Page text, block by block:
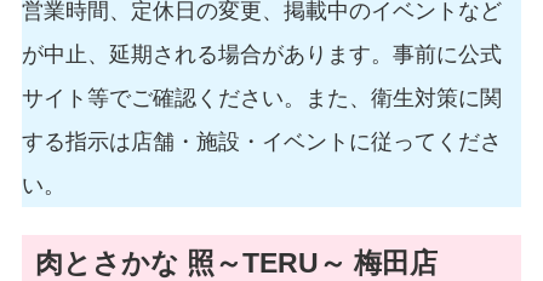
営業時間、定休日の変更、掲載中のイベントなど
が中止、延期される場合があります。事前に公式
サイト等でご確認ください。また、衛生対策に関
する指示は店舗・施設・イベントに従ってくださ
い。
肉とさかな 照～TERU～ 梅田店